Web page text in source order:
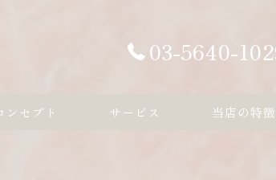
03-5640-
ンセプト サービス 当店の特徴